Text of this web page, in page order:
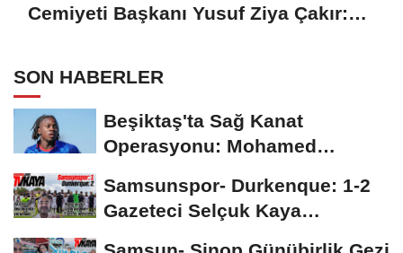
Cemiyeti Başkanı Yusuf Ziya Çakır:
SON HABERLER
Beşiktaş'ta Sağ Kanat
Operasyonu: Mohamed
Samsunspor- Durkenque: 1-2
Gazeteci Selçuk Kaya